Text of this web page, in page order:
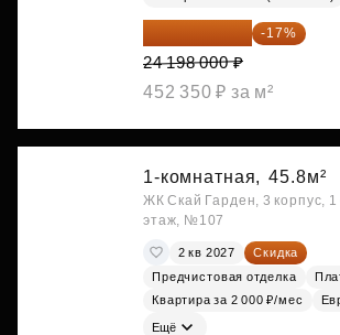
20 084 340 ₽ -17%
24 198 000 ₽
452 350 ₽ за м²
1-комнатная, 45.8м²
ЖК Скай Гарден, 3 корпус, 1
этаж, №107
2 кв 2027
Скидка
Предчистовая отделка
Квартира за 2 000 ₽/мес
Ещё